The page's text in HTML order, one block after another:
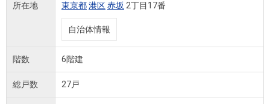
所在地 東京都港区赤坂 2丁目17番
自治体情報
階数 6階建
総戸数 27戸